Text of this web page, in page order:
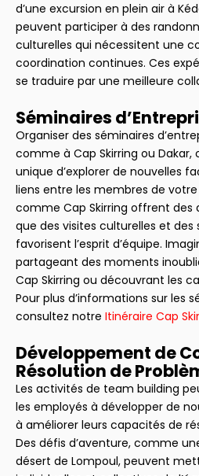
d’une excursion en plein air à
peuvent participer à des
culturelles qui nécessitent une
coordination continues. Ces
se traduire par une meilleure
Séminaires
Organiser des séminaires
comme à Cap Skirring ou
unique d’explorer de nouvelles
liens entre les membres de
comme Cap Skirring offrent des
que des visites culturelles et des
favorisent l’esprit d’équipe.
partageant des moments
Cap Skirring ou découvrant les
Pour plus d’informations sur les
consultez notre Itinéraire Cap
Développement de
Résolution de
Les activités de team building
les employés à développer de
à améliorer leurs capacités de
Des défis d’aventure, comme
désert de Lompoul, peuvent